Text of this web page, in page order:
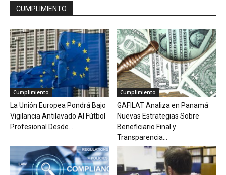
CUMPLIMIENTO
Cumplimiento
La Unión Europea Pondrá Bajo
Vigilancia Antilavado Al Fútbol
Profesional Desde...
Cumplimiento
GAFILAT Analiza en Panamá
Nuevas Estrategias Sobre
Beneficiario Final y
Transparencia...